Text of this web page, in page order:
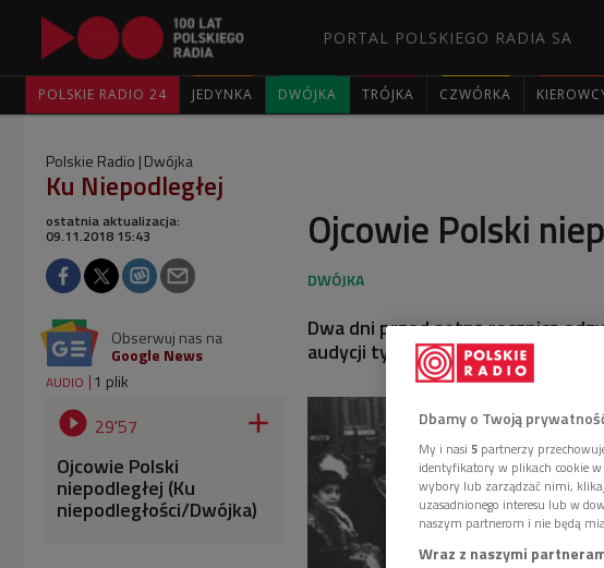
PORTAL POLSKIEGO RADIA SA
POLSKIE RADIO 24 JEDYNKA DWÓJKA TRÓJKA CZWÓRKA
Polskie Radio Dwójka
Ku Niepodległej
Ojcowie Polski
ostatnia aktualizacja:
09.11.2018 15:43
Obserwuj nas na
Google News
Dwa dni przed setną rocznicą
audycji tych, którym
AUDIO 1 plik
 29'57 
Ojcowie Polski
niepodległej (Ku
niepodległości/Dwójka)
Dbamy o Twoją
My i nasi 5 partnerzy
identyfikatory w plikach cookie
wybory lub zarządzać nimi,
uzasadnionego interesu lub w
naszym partnerom i nie będą
Wraz z naszymi